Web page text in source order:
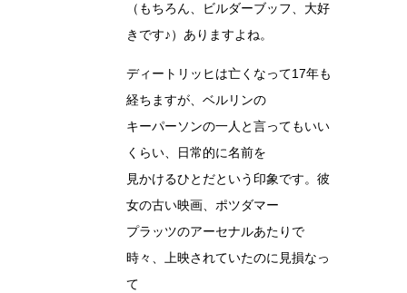
（もちろん、ビルダーブッフ、大好
きです♪）ありますよね。
ディートリッヒは亡くなって17年も
経ちますが、ベルリンの
キーパーソンの一人と言ってもいい
くらい、日常的に名前を
見かけるひとだという印象です。彼
女の古い映画、ポツダマー
プラッツのアーセナルあたりで
時々、上映されていたのに見損なっ
て